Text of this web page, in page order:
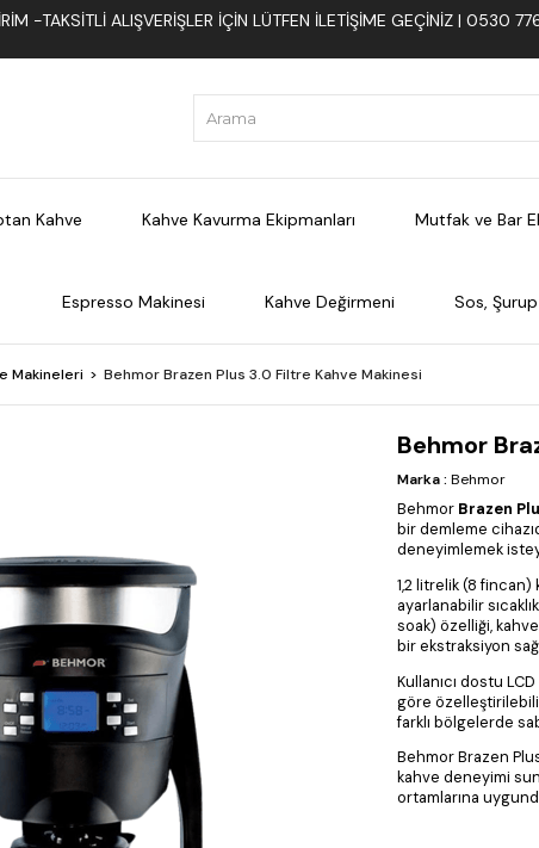
-TAKSITLI ALIŞVERIŞLER İÇIN LÜTFEN ILETIŞIME GEÇINIZ | 0530
Kahve Kahve Kavurma Ekipmanları Mutfak ve Bar
Espresso Makinesi Kahve Değirmeni Sos,
Makineleri Behmor Brazen Plus 3.0 Filtre Kahve Makinesi
Behmor
Marka: Behmor
Behmor Brazen
bir demleme
deneyimlemek
1,2 litrelik (8 fincan)
ayarlanabilir
soak) özelliği,
bir ekstraksiyon
Kullanıcı dostu
göre
farklı bölgelerde
Behmor Brazen
kahve deneyimi
ortamlarına